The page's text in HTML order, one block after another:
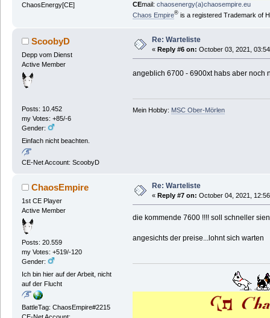
ChaosEnergy[CE]
CEmail: chaosenergy(a)chaosempire.eu
Chaos Empire®is a registered Trademark of
ScoobyD
Depp vom Dienst
Active Member
Posts: 10.452
my Votes: +85/-6
Gender:
Einfach nicht beachten.
CE-Net Account: ScoobyD
Re: Warteliste
« Reply #6 on: October 03, 2021,
angeblich 6700 - 6900xt habs aber noch
Mein Hobby: MSC Ober-Mörlen
ChaosEmpire
1st CE Player
Active Member
Posts: 20.559
my Votes: +519/-120
Gender:
Ich bin hier auf der Arbeit, nicht
auf der Flucht
BattleTag: ChaosEmpire#2215
Re: Warteliste
« Reply #7 on: October 04, 2021,
die kommende 7600 !!!! soll schneller
angesichts der preise...lohnt sich warten